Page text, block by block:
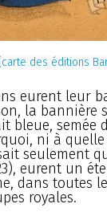
des éditions
eurent leur
la bannière
bleue, semée
ni à
seulement
eurent un
dans toutes
royales.